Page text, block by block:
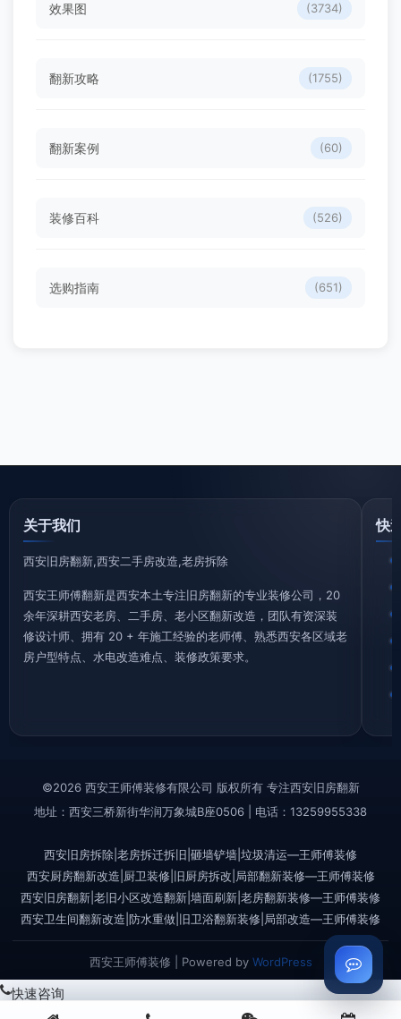
效果图 (3734)
翻新攻略 (1755)
翻新案例 (60)
装修百科 (526)
选购指南 (651)
关于我们
西安旧房翻新,西安二手房改造,老房拆除
西安王师傅翻新是西安本土专注旧房翻新的专业装修公司，20
余年深耕西安老房、二手房、老小区翻新改造，团队有资深装
修设计师、拥有 20 + 年施工经验的老师傅、熟悉西安各区域老
房户型特点、水电改造难点、装修政策要求。
快
©2026 西安王师傅装修有限公司 版权所有 专注西安旧房翻新
地址：西安三桥新街华润万象城B座0506 | 电话：13259955338
西安旧房拆除|老房拆迁拆旧|砸墙铲墙|垃圾清运—王师傅装修
西安厨房翻新改造|厨卫装修|旧厨房拆改|局部翻新装修—王师傅装修
西安旧房翻新|老旧小区改造翻新|墙面刷新|老房翻新装修—王师傅装修
西安卫生间翻新改造|防水重做|旧卫浴翻新装修|局部改造—王师傅装修
西安王师傅装修 | Powered by WordPress
快速咨询